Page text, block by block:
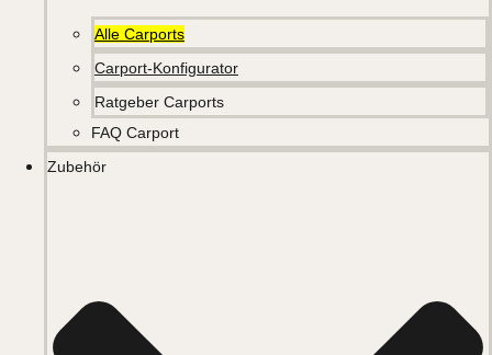
Alle Carports
Carport-Konfigurator
Ratgeber Carports
FAQ Carport
Zubehör